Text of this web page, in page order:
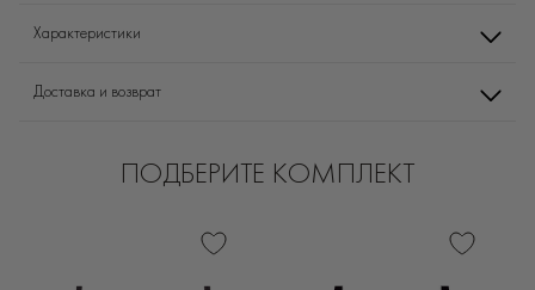
Характеристики
Доставка и возврат
ПОДБЕРИТЕ КОМПЛЕКТ